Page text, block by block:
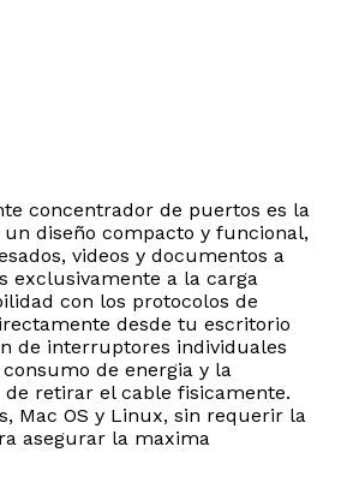
concentrador de puertos es la
diseño compacto y funcional,
videos y documentos a
exclusivamente a la carga
con los protocolos de
desde tu escritorio
de interruptores individuales
de energia y la
retirar el cable fisicamente.
Mac OS y Linux, sin requerir la
asegurar la maxima